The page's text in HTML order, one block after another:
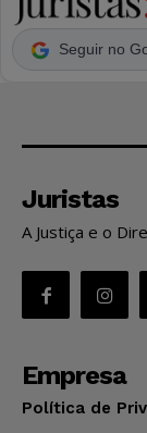
Seguir no
Juristas
A Justiça e o
Empresa
Política de